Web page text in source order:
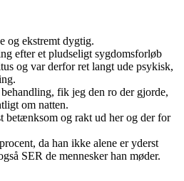
og ekstremt dygtig.
efter et pludseligt sygdomsforløb
og var derfor ret langt ude psykisk,
fik jeg den ro der gjorde,
om natten.
betænksom og rakt ud her og der for
da han ikke alene er yderst
SER de mennesker han møder.